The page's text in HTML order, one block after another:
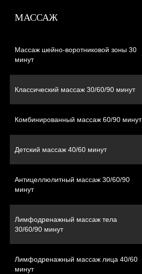
МАССАЖ
Массаж шейно-воротниковой зоны 30
минут
Классический массаж 30/60/90 минут
Комбинированный массаж 60/90 минут
Детский массаж 40/60 минут
Антицеллюлитный массаж 30/60/90
минут
Лимфодренажный массаж тела
30/60/90 минут
Лимфодренажный массаж лица 40/60
минут